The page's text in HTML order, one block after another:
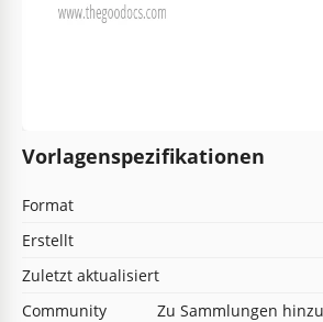
Vorlagenspezifikationen
Format
Erstellt
Zuletzt aktualisiert
Community
Zu Sammlungen